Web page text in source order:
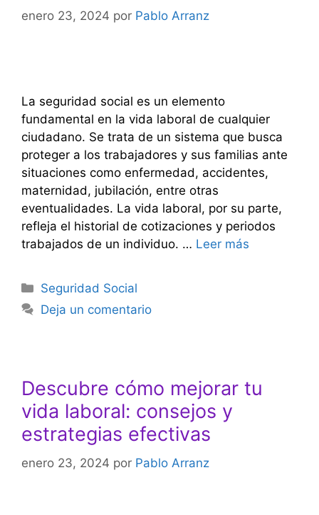
enero 23, 2024 por Pablo Arranz
La seguridad social es un elemento
fundamental en la vida laboral de cualquier
ciudadano. Se trata de un sistema que busca
proteger a los trabajadores y sus familias ante
situaciones como enfermedad, accidentes,
maternidad, jubilación, entre otras
eventualidades. La vida laboral, por su parte,
refleja el historial de cotizaciones y periodos
trabajados de un individuo. … Leer más
Categorías
Seguridad Social
Deja un comentario
Descubre cómo mejorar tu
vida laboral: consejos y
estrategias efectivas
enero 23, 2024 por Pablo Arranz